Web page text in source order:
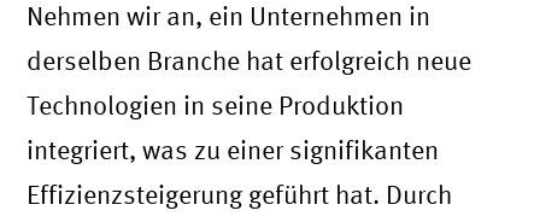
Nehmen wir an, ein Unternehmen in
derselben Branche hat erfolgreich neue
Technologien in seine Produktion
integriert, was zu einer signifikanten
Effizienzsteigerung geführt hat. Durch